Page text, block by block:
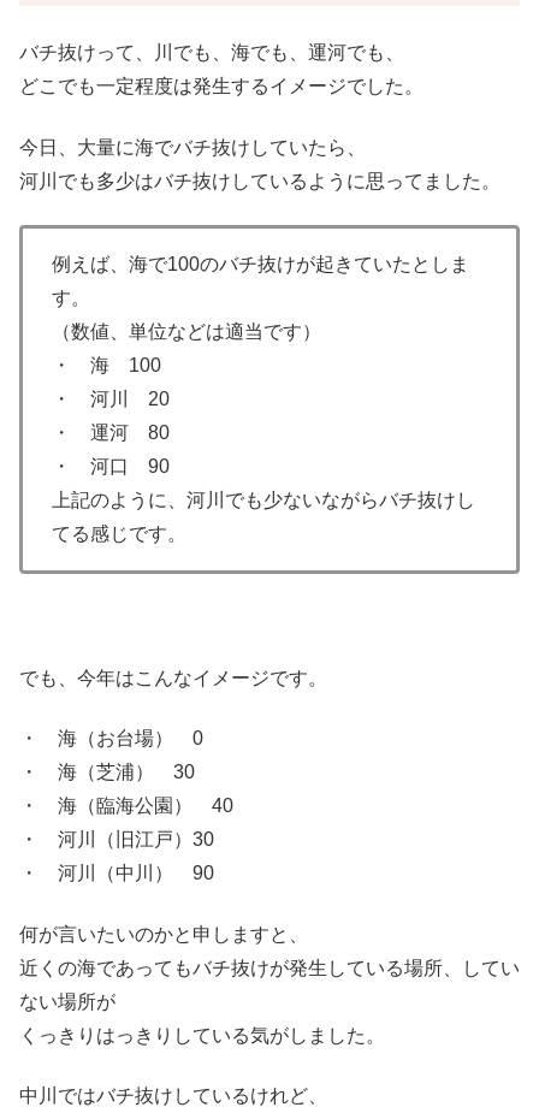
バチ抜けって、川でも、海でも、運河でも、
どこでも一定程度は発生するイメージでした。
今日、大量に海でバチ抜けしていたら、
河川でも多少はバチ抜けしているように思ってました。
例えば、海で100のバチ抜けが起きていたとしま
す。
（数値、単位などは適当です）
・ 海 100
・ 河川 20
・ 運河 80
・ 河口 90
上記のように、河川でも少ないながらバチ抜けし
てる感じです。
でも、今年はこんなイメージです。
・ 海（お台場） 0
・ 海（芝浦） 30
・ 海（臨海公園） 40
・ 河川（旧江戸）30
・ 河川（中川） 90
何が言いたいのかと申しますと、
近くの海であってもバチ抜けが発生している場所、してい
ない場所が
くっきりはっきりしている気がしました。
中川ではバチ抜けしているけれど、